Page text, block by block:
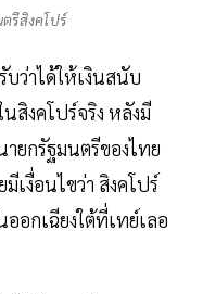
รีสิงคโปร์
ว่าได้ให้เงินสนับ
สิงคโปร์จริง หลังมี
ายกรัฐมนตรีของไทย
เงื่อนไขว่า สิงคโปร์
อกเฉียงใต้ที่เทย์เลอ